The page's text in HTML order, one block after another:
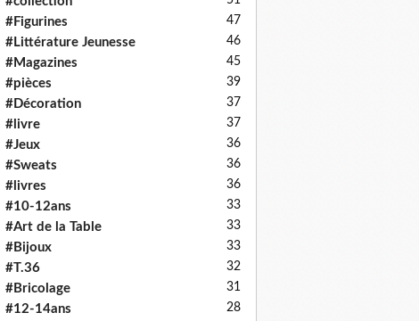
#Figurines 47
#Littérature Jeunesse 46
#Magazines 45
#pièces 39
#Décoration 37
#livre 37
#Jeux 36
#Sweats 36
#livres 36
#10-12ans 33
#Art de la Table 33
#Bijoux 33
#T.36 32
#Bricolage 31
#12-14ans 28